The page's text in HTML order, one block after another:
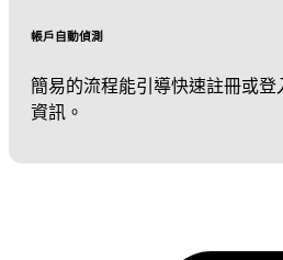
帳戶自動偵測
簡易的流程能引導快速註冊或
資訊。